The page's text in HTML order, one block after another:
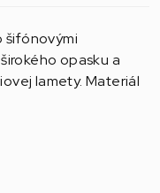
šifónovými
opasku a
lamety. Materiál